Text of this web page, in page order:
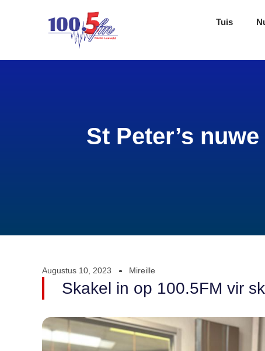
Tuis
St Peter’s
Augustus 10, 2023 Mireille
Skakel in op 100.5FM vir